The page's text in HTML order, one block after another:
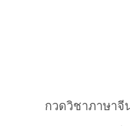
กวดวิชาภาษาจี